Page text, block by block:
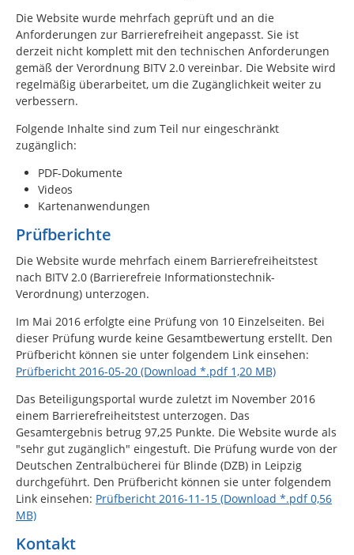
Die Website wurde mehrfach geprüft und an die
Anforderungen zur Barrierefreiheit angepasst. Sie ist
derzeit nicht komplett mit den technischen Anforderungen
gemäß der Verordnung BITV 2.0 vereinbar. Die Website wird
regelmäßig überarbeitet, um die Zugänglichkeit weiter zu
verbessern.
Folgende Inhalte sind zum Teil nur eingeschränkt
zugänglich:
PDF-Dokumente
Videos
Kartenanwendungen
Prüfberichte
Die Website wurde mehrfach einem Barrierefreiheitstest
nach BITV 2.0 (Barrierefreie Informationstechnik-
Verordnung) unterzogen.
Im Mai 2016 erfolgte eine Prüfung von 10 Einzelseiten. Bei
dieser Prüfung wurde keine Gesamtbewertung erstellt. Den
Prüfbericht können sie unter folgendem Link einsehen:
Prüfbericht 2016-05-20 (Download *.pdf 1,20 MB)
Das Beteiligungsportal wurde zuletzt im November 2016
einem Barrierefreiheitstest unterzogen. Das
Gesamtergebnis betrug 97,25 Punkte. Die Website wurde als
"sehr gut zugänglich" eingestuft. Die Prüfung wurde von der
Deutschen Zentralbücherei für Blinde (DZB) in Leipzig
durchgeführt. Den Prüfbericht können sie unter folgendem
Link einsehen: Prüfbericht 2016-11-15 (Download *.pdf 0,56
MB)
Kontakt